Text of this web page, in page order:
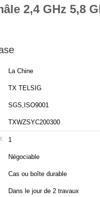
2,4 GHz 5,8
La Chine
TX TELSIG
SGS,ISO9001
TXWZSYC200300
1
Négociable
Cas ou boîte durable
Dans le jour de 2 travaux